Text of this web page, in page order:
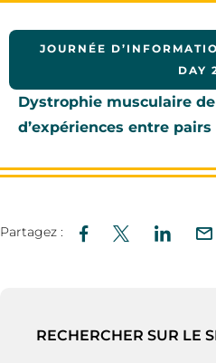
JOURNÉE
DAY
Dystrophie musculaire
d’expériences entre pairs
Partagez :
RECHERCHER SUR LE